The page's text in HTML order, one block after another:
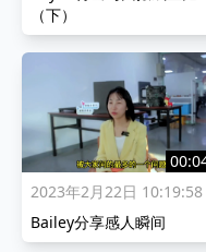
（下）
2023年2月22日 10:19:58
Bailey分享感人瞬间